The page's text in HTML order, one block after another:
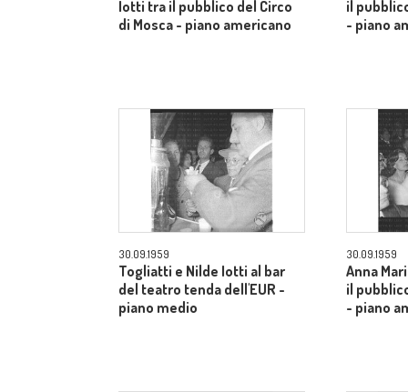
Iotti tra il pubblico del Circo
di Mosca - piano americano
il
- piano
30.09.1959
Togliatti e Nilde Iotti al bar
del teatro tenda dell'EUR -
piano medio
30.09.1959
Anna
il
- piano